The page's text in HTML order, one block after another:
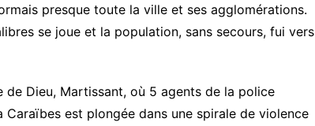
presque toute la ville et ses agglomérations.
se joue et la population, sans secours, fui vers
de Dieu, Martissant, où 5 agents de la police
est plongée dans une spirale de violence